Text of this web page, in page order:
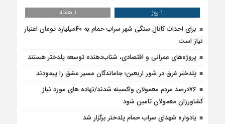
1 روز
1 هفته
برای احداث کانال سنگی شهر سراب حمام به ۴۰میلیارد تومان اعتبار
نیاز است
پروژه‌های عمرانی و اقتصادی، شتاب‌دهنده توسعه پلدختر هستند
پلدختر غرق در شور اربعین؛ جاماندگان مسیر عشق را پیمودند
۷۶درصد مردم معمولان واکسینه شدند/نهاده های مورد نیاز
کشاورزان معمولان تامین شود
یادواره شهدای سراب حمام پلدختر برگزار شد